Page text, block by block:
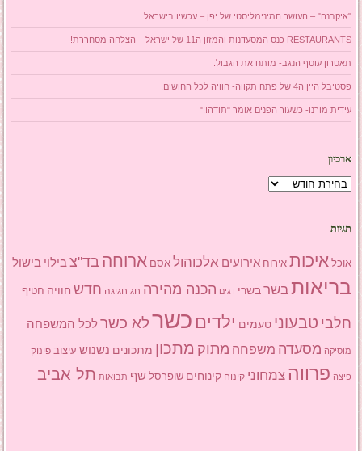
"איקבנה" – העושר המינימליסטי של יפן – עכשיו בישראל.
RESTAURANTS כנס המסעדנות והמזון ה11 של ישראל – הצלחה מסחררת!
תאטרון עוטף הנגב- מותח את הגבול.
פסטיבל היין ה4 של פתח תקווה- חוויה לכל החושים.
עידית מורנו- כשעור הפנים אומר "תודה!!"
ארכיון
ארכיון
תגיות
אוכל איכות אירוח אירועים אלכוהול אסם ארוחה בד"צ בילוי בישול
בריאותבשר בשרי דגים הכנה מהירה חג חגיגה חדש חוויה חטיף
חלבי טבעוני טעמים ילדים כשרלא כשר לכל המשפחה
מוסיקה מסעדה משפחה מתוק מתכון מתכונים נשנוש עיצוב פינוק
פיצה פרווה צמחוני קינוח קינוחים שופרסל שף תבואות תל אביב